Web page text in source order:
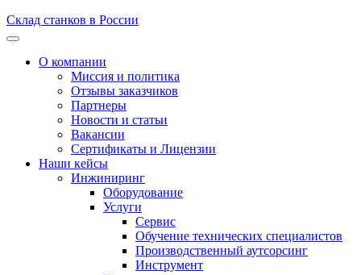
Склад станков в России
О компании
Миссия и политика
Отзывы заказчиков
Партнеры
Новости и статьи
Вакансии
Сертификаты и Лицензии
Наши кейсы
Инжиниринг
Оборудование
Услуги
Сервис
Обучение технических специалистов
Производственный аутсорсинг
Инструмент